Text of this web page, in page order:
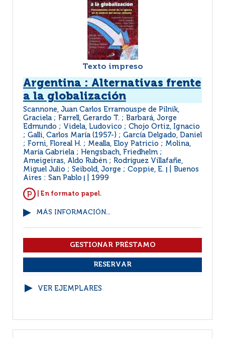
Texto impreso
Argentina : Alternativas frente
a la globalización
Scannone, Juan Carlos Erramouspe de Pilnik,
Graciela ; Farrell, Gerardo T. ; Barbará, Jorge
Edmundo ; Videla, Ludovico ; Chojo Ortiz, Ignacio
; Galli, Carlos María (1957-) ; García Delgado, Daniel
; Forni, Floreal H. ; Mealla, Eloy Patricio ; Molina,
María Gabriela ; Hengsbach, Friedhelm ;
Ameigeiras, Aldo Rubén ; Rodríguez Villafañe,
Miguel Julio ; Seibold, Jorge ; Coppie, E.
Buenos
Aires : San Pablo
1999
| En formato papel.
MÁS INFORMACIÓN...
VER EJEMPLARES